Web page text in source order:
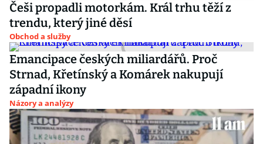
Češi propadli motorkám. Král trhu těží z
trendu, který jiné děsí
Obchod a služby
Emancipace českých miliardářů. Proč
Strnad, Křetínský a Komárek nakupují
západní ikony
Názory a analýzy